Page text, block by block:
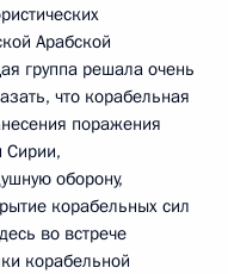
Арабской
группа решала очень
что корабельная
поражения
Сирии,
оборону,
корабельных сил
во встрече
корабельной